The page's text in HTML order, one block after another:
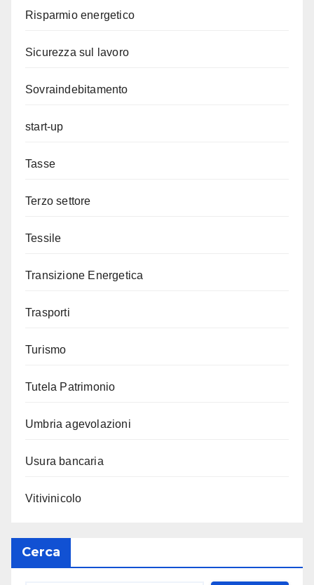
Risparmio energetico
Sicurezza sul lavoro
Sovraindebitamento
start-up
Tasse
Terzo settore
Tessile
Transizione Energetica
Trasporti
Turismo
Tutela Patrimonio
Umbria agevolazioni
Usura bancaria
Vitivinicolo
Cerca